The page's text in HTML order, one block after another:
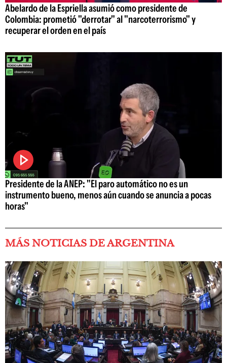
Abelardo de la Espriella asumió como presidente de
Colombia: prometió "derrotar" al "narcoterrorismo" y
recuperar el orden en el país
Presidente de la ANEP: "El paro automático no es un
instrumento bueno, menos aún cuando se anuncia a pocas
horas"
MÁS NOTICIAS DE ARGENTINA